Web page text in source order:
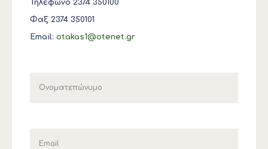
Τηλέφωνο 2374 350100
Φαξ 2374 350101
Email: otakas1@otenet.gr